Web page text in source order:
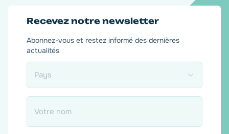
Recevez notre newsletter
Abonnez-vous et restez informé des dernières
actualités
Pays
Nom